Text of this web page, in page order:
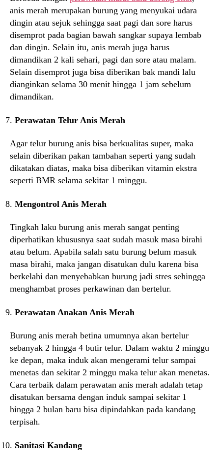
anis merah merupakan burung yang menyukai udara
dingin atau sejuk sehingga saat pagi dan sore harus
disemprot pada bagian bawah sangkar supaya lembab
dan dingin. Selain itu, anis merah juga harus
dimandikan 2 kali sehari, pagi dan sore atau malam.
Selain disemprot juga bisa diberikan bak mandi lalu
dianginkan selama 30 menit hingga 1 jam sebelum
dimandikan.
Perawatan Telur Anis Merah
Agar telur burung anis bisa berkualitas super, maka
selain diberikan pakan tambahan seperti yang sudah
dikatakan diatas, maka bisa diberikan vitamin ekstra
seperti BMR selama sekitar 1 minggu.
Mengontrol Anis Merah
Tingkah laku burung anis merah sangat penting
diperhatikan khususnya saat sudah masuk masa birahi
atau belum. Apabila salah satu burung belum masuk
masa birahi, maka jangan disatukan dulu karena bisa
berkelahi dan menyebabkan burung jadi stres sehingga
menghambat proses perkawinan dan bertelur.
Perawatan Anakan Anis Merah
Burung anis merah betina umumnya akan bertelur
sebanyak 2 hingga 4 butir telur. Dalam waktu 2 minggu
ke depan, maka induk akan mengerami telur sampai
menetas dan sekitar 2 minggu maka telur akan menetas.
Cara terbaik dalam perawatan anis merah adalah tetap
disatukan bersama dengan induk sampai sekitar 1
hingga 2 bulan baru bisa dipindahkan pada kandang
terpisah.
Sanitasi Kandang